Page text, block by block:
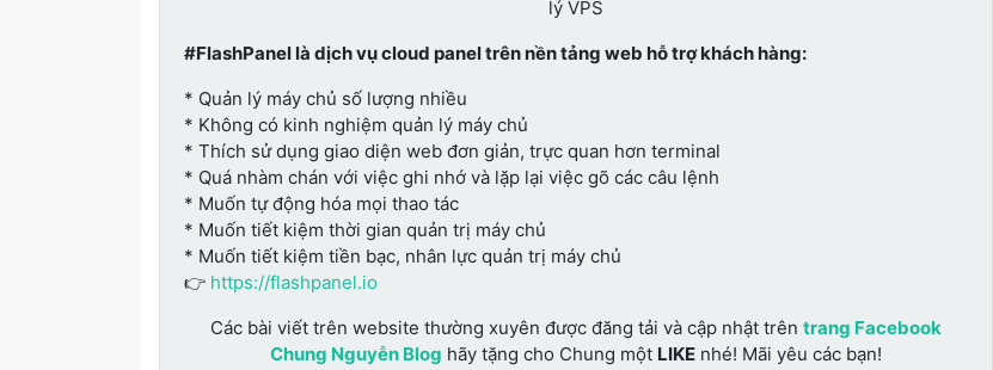
lý VPS
#FlashPanel là dịch vụ cloud panel trên nền tảng web hỗ trợ khách hàng:
* Quản lý máy chủ số lượng nhiều
* Không có kinh nghiệm quản lý máy chủ
* Thích sử dụng giao diện web đơn giản, trực quan hơn terminal
* Quá nhàm chán với việc ghi nhớ và lặp lại việc gõ các câu lệnh
* Muốn tự động hóa mọi thao tác
* Muốn tiết kiệm thời gian quản trị máy chủ
* Muốn tiết kiệm tiền bạc, nhân lực quản trị máy chủ
👉 https://flashpanel.io
Các bài viết trên website thường xuyên được đăng tải và cập nhật trên trang Facebook
Chung Nguyễn Blog hãy tặng cho Chung một LIKE nhé! Mãi yêu các bạn!